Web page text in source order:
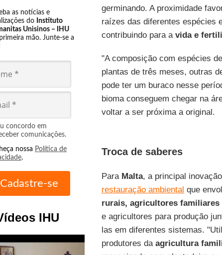
as notícias e
do Instituto
Unisinos – IHU
mão. Junte-se a
concordo em
comunicações.
nossa Política de
.
IHU
germinando. A proximidade
raízes das diferentes espécies
contribuindo para a vida e
"A composição com espécies
plantas de três meses, outras
pode ter um buraco nesse
bioma conseguem chegar na
voltar a ser próxima a original.
Troca de saberes
Para Malta, a principal
restauração ambiental que
rurais, agricultores familiares
e agricultores para produção
las em diferentes sistemas.
produtores da agricultura